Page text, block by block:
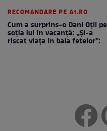
RECOMANDARE PE A1.RO
Cum a surprins-o Dani Oțil pe
soția lui în vacanță: „Și-a
riscat viața în baia fetelor”: